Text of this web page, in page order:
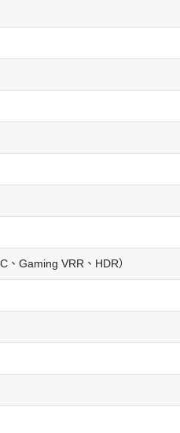
Gaming VRR、HDR）